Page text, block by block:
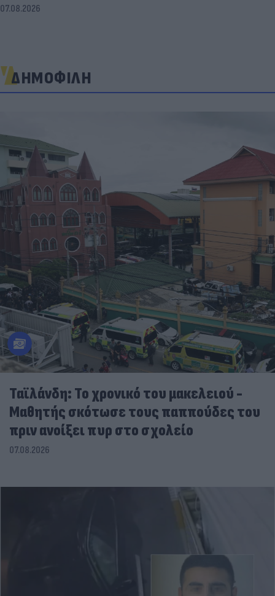
07.08.2026
ΔΗΜΟΦΙΛΗ
Ταϊλάνδη: Το χρονικό του μακελειού -
Μαθητής σκότωσε τους παππούδες του
πριν ανοίξει πυρ στο σχολείο
07.08.2026